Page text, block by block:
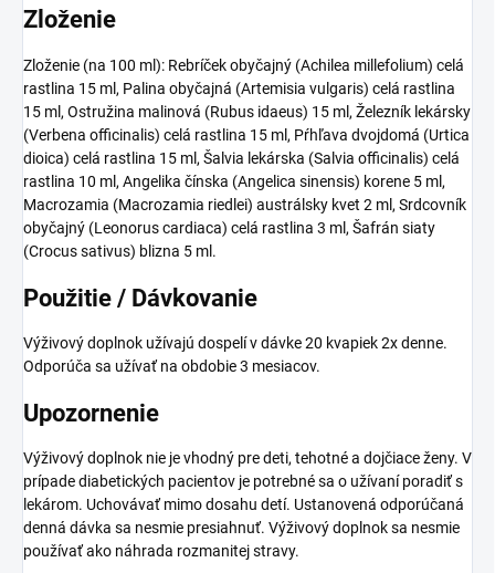
Zloženie
Zloženie (na 100 ml): Rebríček obyčajný (Achilea millefolium) celá
rastlina 15 ml, Palina obyčajná (Artemisia vulgaris) celá rastlina
15 ml, Ostružina malinová (Rubus idaeus) 15 ml, Železník lekársky
(Verbena officinalis) celá rastlina 15 ml, Pŕhľava dvojdomá (Urtica
dioica) celá rastlina 15 ml, Šalvia lekárska (Salvia officinalis) celá
rastlina 10 ml, Angelika čínska (Angelica sinensis) korene 5 ml,
Macrozamia (Macrozamia riedlei) austrálsky kvet 2 ml, Srdcovník
obyčajný (Leonorus cardiaca) celá rastlina 3 ml, Šafrán siaty
(Crocus sativus) blizna 5 ml.
Použitie / Dávkovanie
Výživový doplnok užívajú dospelí v dávke 20 kvapiek 2x denne.
Odporúča sa užívať na obdobie 3 mesiacov.
Upozornenie
Výživový doplnok nie je vhodný pre deti, tehotné a dojčiace ženy. V
prípade diabetických pacientov je potrebné sa o užívaní poradiť s
lekárom. Uchovávať mimo dosahu detí. Ustanovená odporúčaná
denná dávka sa nesmie presiahnuť. Výživový doplnok sa nesmie
používať ako náhrada rozmanitej stravy.